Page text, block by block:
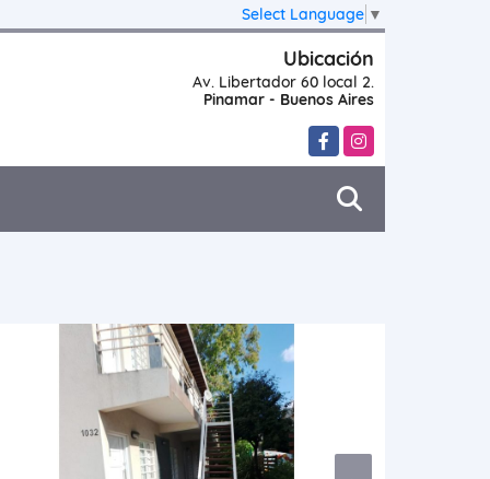
Select Language ▼
Ubicación
Av. Libertador 60 local 2.
Pinamar - Buenos Aires
FacebookInstagram